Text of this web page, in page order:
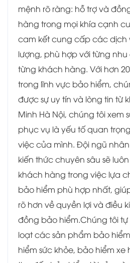
mệnh rõ ràng: hỗ trợ và
hàng trong mọi khía cạnh
cam kết cung cấp các dịch
lượng, phù hợp với từng
từng khách hàng. Với hơn
trong lĩnh vực bảo hiểm,
được sự uy tín và lòng tin từ
Minh Hà Nội, chúng tôi xem
phục vụ là yếu tố quan
việc của mình. Đội ngũ
kiến thức chuyên sâu sẽ
khách hàng trong việc lựa
bảo hiểm phù hợp nhất,
rõ hơn về quyền lợi và điều
đồng bảo hiểm.Chúng tôi
loạt các sản phẩm bảo
hiểm sức khỏe, bảo hiểm xe